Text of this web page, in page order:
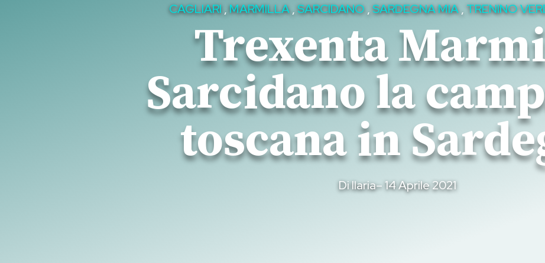
CAGLIARI,MARMILLA,SARCIDANO,SARDEGNA MIA, TRENINO
Trexenta
Sarcidano la
toscana in
DiIlaria– 14 Aprile 2021